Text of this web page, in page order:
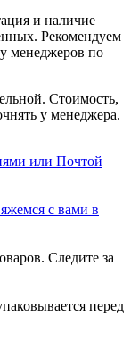
и наличие
Рекомендуем
менеджеров по
Стоимость,
у менеджера.
или Почтой
с вами в
Следите за
перед